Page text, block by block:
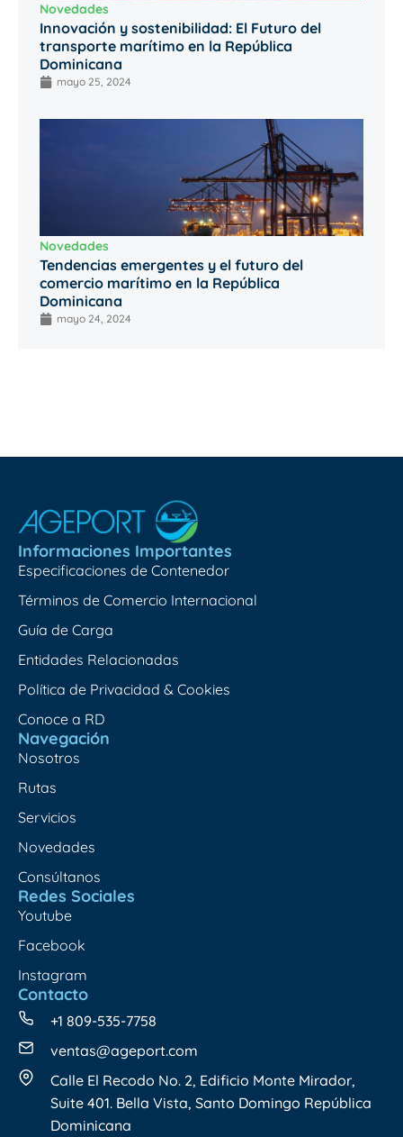
Novedades
Innovación y sostenibilidad: El Futuro del
transporte marítimo en la República
Dominicana
mayo 25, 2024
Novedades
Tendencias emergentes y el futuro del
comercio marítimo en la República
Dominicana
mayo 24, 2024
Informaciones Importantes
Especificaciones de Contenedor
Términos de Comercio Internacional
Guía de Carga
Entidades Relacionadas
Política de Privacidad & Cookies
Conoce a RD
Navegación
Nosotros
Rutas
Servicios
Novedades
Consúltanos
Redes Sociales
Youtube
Facebook
Instagram
Contacto
+1 809-535-7758
ventas@ageport.com
Calle El Recodo No. 2, Edificio Monte Mirador,
Suite 401. Bella Vista, Santo Domingo República
Dominicana